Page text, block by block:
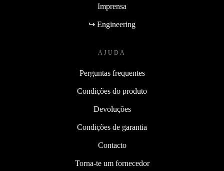
Imprensa
↪ Engineering
AJUDA
Perguntas frequentes
Condições do produto
Devoluções
Condições de garantia
Contacto
Torna-te um fornecedor